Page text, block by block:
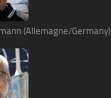
(Allemagne/Germany)